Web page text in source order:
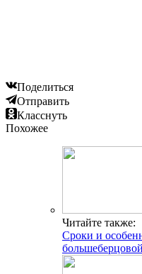
Поделиться
Отправить
Класснуть
Похожее
Читайте также:
Сроки и
ГДЕ ПРОХОДЯТ
ТРЕНИРОВКИ И
СВЯЗАТЬСЯ C
Г. МОСКВА, М. КРЫЛАТСКОЕ,